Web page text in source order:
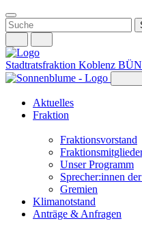
Weiter
zum
Inhalt
Stadtratsfraktion Koblenz
Aktuelles
Fraktion
Fraktionsvorstand
Unser Programm
Sprecher:innen
Gremien
Klimanotstand
Anträge & Anfragen